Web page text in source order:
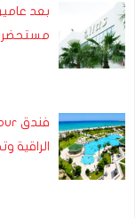
الراقية